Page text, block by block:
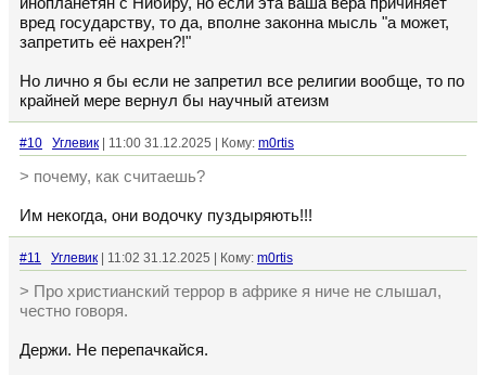
вред государству, то да, вполне законна мысль "а может,
запретить её нахрен?!"
Но лично я бы если не запретил все религии вообще, то по
крайней мере вернул бы научный атеизм
#10 Углевик | 11:00 31.12.2025 | Кому: m0rtis
> почему, как считаешь?
Им некогда, они водочку пуздыряють!!!
#11 Углевик | 11:02 31.12.2025 | Кому: m0rtis
> Про христианский террор в африке я ниче не слышал,
честно говоря.
Держи. Не перепачкайся.